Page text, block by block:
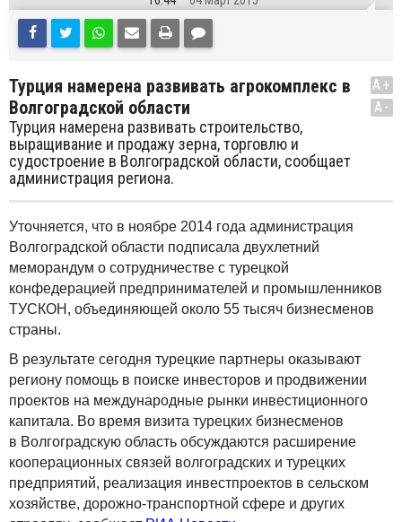
Турция намерена развивать агрокомплекс в
Волгоградской области
Турция намерена развивать строительство,
выращивание и продажу зерна, торговлю и
судостроение в Волгоградской области, сообщает
администрация региона.
A+
A-
Уточняется, что в ноябре 2014 года администрация
Волгоградской области подписала двухлетний
меморандум о сотрудничестве с турецкой
конфедерацией предпринимателей и промышленников
ТУСКОН, объединяющей около 55 тысяч бизнесменов
страны.
В результате сегодня турецкие партнеры оказывают
региону помощь в поиске инвесторов и продвижении
проектов на международные рынки инвестиционного
капитала. Во время визита турецких бизнесменов
в Волгоградскую область обсуждаются расширение
кооперационных связей волгоградских и турецких
предприятий, реализация инвестпроектов в сельском
хозяйстве, дорожно-транспортной сфере и других